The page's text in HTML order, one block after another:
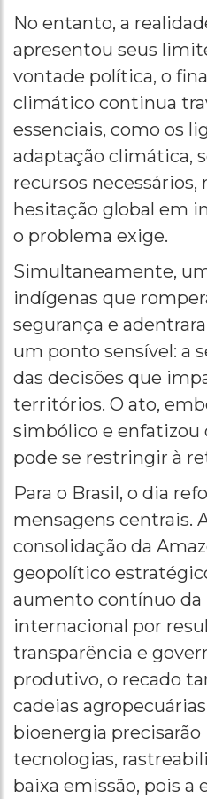
No entanto, a
apresentou seus
vontade política, o
climático continua
essenciais, como os
adaptação climática,
recursos necessários,
hesitação global em
o problema exige.
Simultaneamente,
indígenas que
segurança e
um ponto sensível: a
das decisões que
territórios. O ato,
simbólico e enfatizou
pode se restringir à
Para o Brasil, o dia
mensagens centrais.
consolidação da
geopolítico
aumento contínuo da
internacional por
transparência e
produtivo, o recado
cadeias
bioenergia precisarão
tecnologias,
baixa emissão, pois a